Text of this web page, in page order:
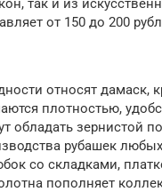
так и из
от 150 до 200
относят дамаск,
плотностью,
обладать зернистой
рубашек
со складками,
пополняет